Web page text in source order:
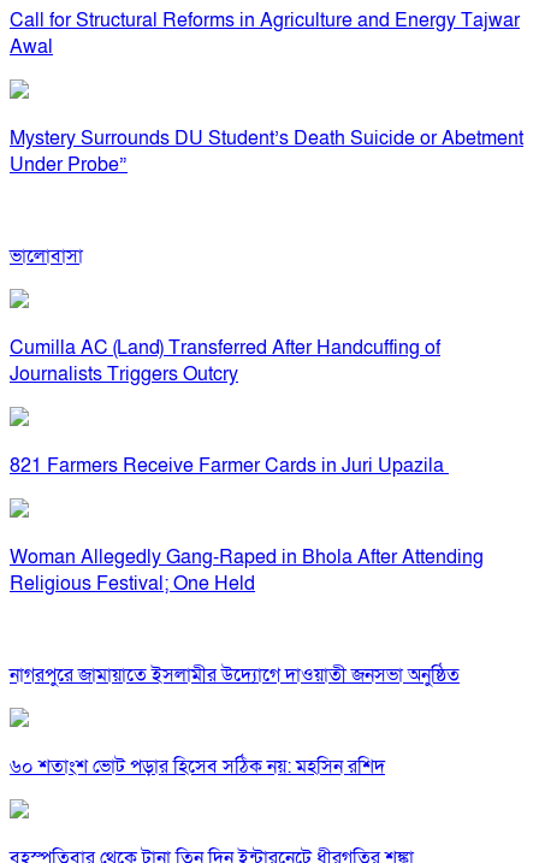
Call for Structural Reforms in Agriculture and Energy Tajwar
Awal
Mystery Surrounds DU Student’s Death Suicide or Abetment
Under Probe”
ভালোবাসা
Cumilla AC (Land) Transferred After Handcuffing of
Journalists Triggers Outcry
821 Farmers Receive Farmer Cards in Juri Upazila
Woman Allegedly Gang-Raped in Bhola After Attending
Religious Festival; One Held
নাগরপুরে জামায়াতে ইসলামীর উদ্যোগে দাওয়াতী জনসভা অনুষ্ঠিত
৬০ শতাংশ ভোট পড়ার হিসেব সঠিক নয়: মহসিন রশিদ